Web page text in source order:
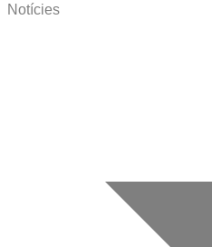
Notícies